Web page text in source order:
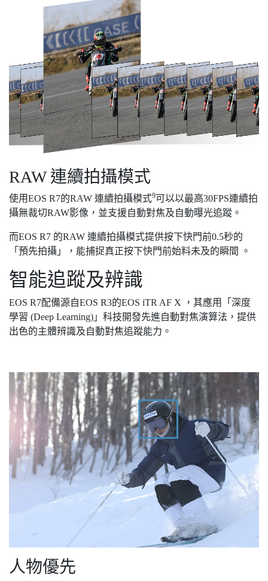
RAW 連續拍攝模式
使用EOS R7的RAW 連續拍攝模式9可以以最高30FPS連續拍
攝無裁切RAW影像，並支援自動對焦及自動曝光追蹤。
而EOS R7 的RAW 連續拍攝模式提供按下快門前0.5秒的
「預先拍攝」，能捕捉真正按下快門前始料未及的瞬間 。
智能追蹤及辨識
EOS R7配備源自EOS R3的EOS iTR AF X ，其應用「深度
學習 (Deep Learning)」科技開發先進自動對焦演算法，提供
出色的主體辨識及自動對焦追蹤能力。
人物優先